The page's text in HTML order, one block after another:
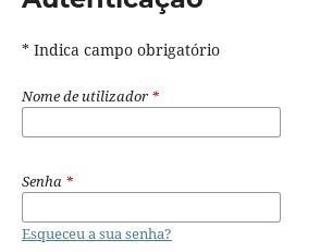
* Indica campo obrigatório
Nome de utilizador *
Senha *
Esqueceu a sua senha?